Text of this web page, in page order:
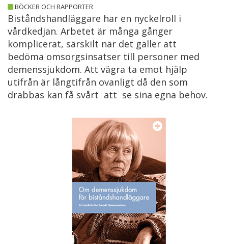
BÖCKER OCH RAPPORTER
Biståndshandläggare har en nyckelroll i
vårdkedjan. Arbetet är många gånger
komplicerat, särskilt när det gäller att
bedöma omsorgsinsatser till personer med
demenssjukdom. Att vägra ta emot hjälp
utifrån är långtifrån ovanligt då den som
drabbas kan få svårt att se sina egna behov.